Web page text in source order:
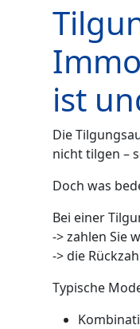
ist
Die
nicht tilgen –
Doch was
Bei einer
-> zahlen Sie
-> die
Typische